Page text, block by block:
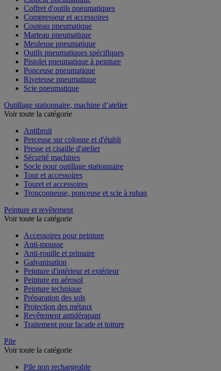
Coffret d'outils pneumatiques
Compresseur et accessoires
Couteau pneumatique
Marteau pneumatique
Meuleuse pneumatique
Outils pneumatiques spécifiques
Pistolet pneumatique à peinture
Ponceuse pneumatique
Riveteuse pneumatique
Scie pneumatique
Outillage stationnaire, machine d’atelier
Voir toute la catégorie
Antibruit
Perceuse sur colonne et d'établi
Presse et cisaille d'atelier
Sécurité machines
Socle pour outillage stationnaire
Tour et accessoires
Touret et accessoires
Tronçonneuse, ponceuse et scie à ruban
Peinture et revêtement
Voir toute la catégorie
Accessoires pour peinture
Anti-mousse
Anti-rouille et primaire
Galvanisation
Peinture d'intérieur et extérieur
Peinture en aérosol
Peinture technique
Préparation des sols
Protection des métaux
Revêtement antidérapant
Traitement pour façade et toiture
Pile
Voir toute la catégorie
Pile non rechargeable